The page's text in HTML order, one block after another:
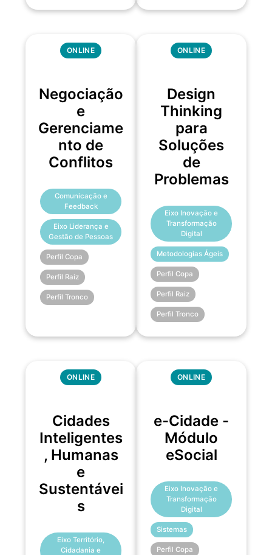
ONLINE
Negociação
e
Gerenciame
nto de
Conflitos
Comunicação e
Feedback
Eixo Liderança e
Gestão de Pessoas
Perfil Copa
Perfil Raiz
Perfil Tronco
ONLINE
Design
Thinking
para
Soluções
de
Problemas
Eixo Inovação e
Transformação
Digital
Metodologias Ágeis
Perfil Copa
Perfil Raiz
Perfil Tronco
ONLINE
Cidades
Inteligentes
, Humanas
e
Sustentávei
s
Eixo Território,
Cidadania e
ONLINE
e-Cidade -
Módulo
eSocial
Eixo Inovação e
Transformação
Digital
Sistemas
Perfil Copa